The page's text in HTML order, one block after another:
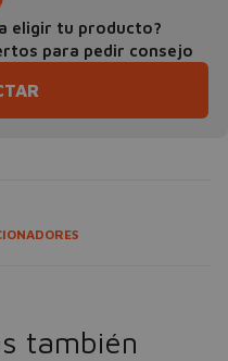
eligir tu producto?
para pedir consejo
también